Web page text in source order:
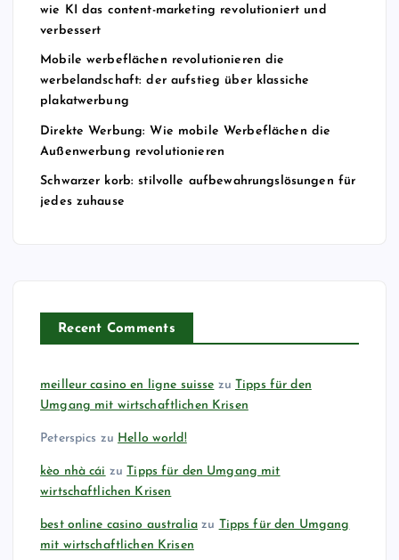
m
e
i
e
d
e
wie KI das content-marketing revolutioniert und
verbessert
Mobile werbeflächen revolutionieren die
werbelandschaft: der aufstieg über klassiche
plakatwerbung
Direkte Werbung: Wie mobile Werbeflächen die
Außenwerbung revolutionieren
Schwarzer korb: stilvolle aufbewahrungslösungen für
jedes zuhause
Recent Comments
meilleur casino en ligne suisse zuTipps für den
Umgang mit wirtschaftlichen Krisen
Peterspics zu Hello world!
kèo nhà cái zuTipps für den Umgang mit
wirtschaftlichen Krisen
best online casino australia zu Tipps für den Umgang
mit wirtschaftlichen Krisen